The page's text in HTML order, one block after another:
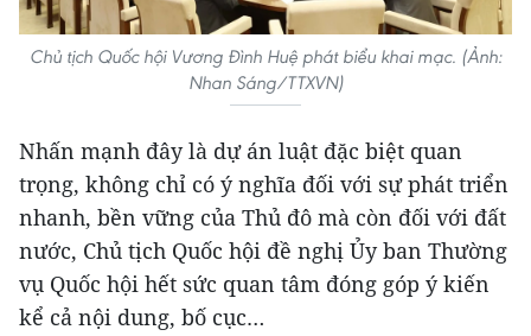
Chủ tịch Quốc hội Vương Đình Huệ phát biểu khai mạc. (Ảnh:
Nhan Sáng/TTXVN)
Nhấn mạnh đây là dự án luật đặc biệt quan
trọng, không chỉ có ý nghĩa đối với sự phát triển
nhanh, bền vững của Thủ đô mà còn đối với đất
nước, Chủ tịch Quốc hội đề nghị Ủy ban Thường
vụ Quốc hội hết sức quan tâm đóng góp ý kiến
kể cả nội dung, bố cục…